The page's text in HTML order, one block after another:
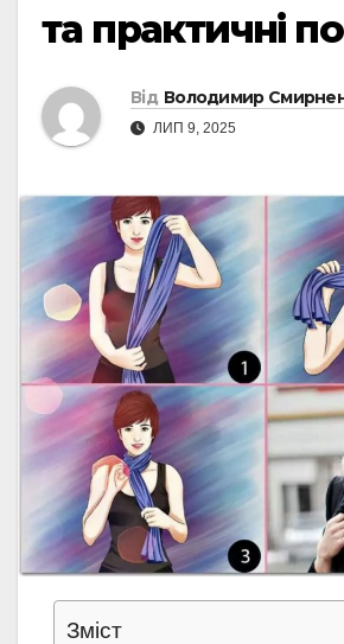
та практичні
Від Володимир
ЛИП 9, 2025
Зміст